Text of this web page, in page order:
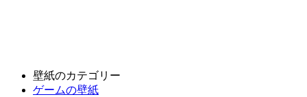
壁紙のカテゴリー
ゲームの壁紙